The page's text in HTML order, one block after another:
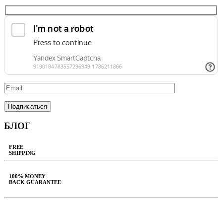
БЛОГ
FREE
SHIPPING
100% MONEY
BACK GUARANTEE